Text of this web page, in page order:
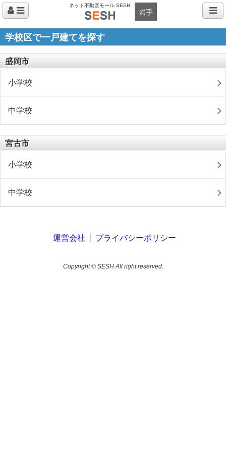
ネット不動産モール SESH
岩手
学校区で一戸建てを探す
盛岡市
小学校
中学校
宮古市
小学校
中学校
運営会社 プライバシーポリシー
Copyright © SESH All right reserved.